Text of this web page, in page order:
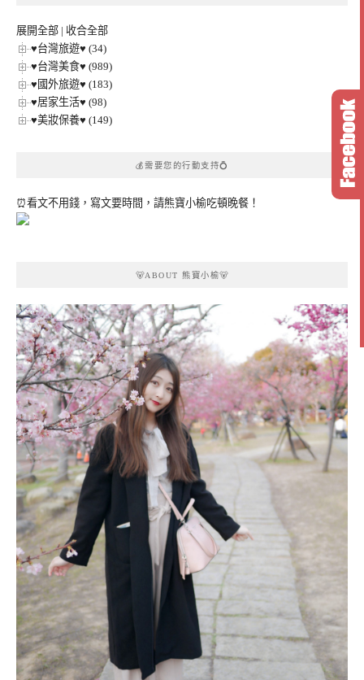
展開全部 | 收合全部
♥台灣旅遊♥ (34)
♥台灣美食♥ (989)
♥國外旅遊♥ (183)
♥居家生活♥ (98)
♥美妝保養♥ (149)
💰需要您的行動支持💍
⏰看文不用錢，寫文要時間，請熊寶小榆吃頓晚餐！
🐻ABOUT 熊寶小榆🐻